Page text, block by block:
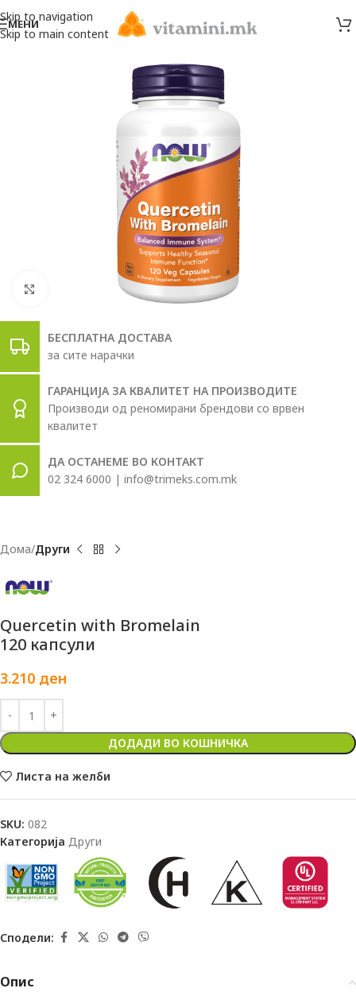
Skip to navigation
Skip to main content
МЕНИ
Click to enlarge
БЕСПЛАТНА ДОСТАВА
за сите нарачки
ГАРАНЦИЈА ЗА КВАЛИТЕТ НА ПРОИЗВОДИТЕ
Производи од реномирани брендови со врвен
квалитет
ДА ОСТАНЕМЕ ВО КОНТАКТ
02 324 6000 | info@trimeks.com.mk
Дома Други
Quercetin with Bromelain
120 капсули
3.210 ден
ДОДАДИ ВО КОШНИЧКА
Листа на желби
SKU: 082
Категорија Други
Сподели:
Опис